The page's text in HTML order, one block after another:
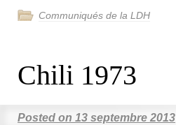
Communiqués de la LDH
Chili 1973
Posted on 13 septembre 2013